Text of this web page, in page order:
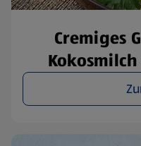
Cremiges